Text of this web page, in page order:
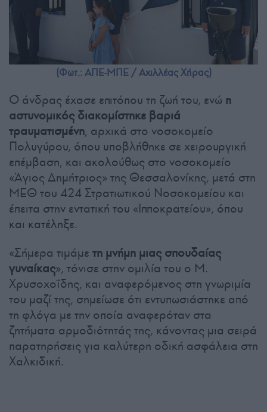
(Φωτ.: ΑΠΕ-ΜΠΕ / Αχιλλέας Χήρας)
Ο άνδρας έχασε επιτόπου τη ζωή του, ενώ η
αστυνομικός διακομίστηκε βαριά
τραυματισμένη, αρχικά στο νοσοκομείο
Πολυγύρου, όπου υποβλήθηκε σε χειρουργική
επέμβαση, και ακολούθως στο νοσοκομείο
«Άγιος Δημήτριος» της Θεσσαλονίκης, μετά στη
ΜΕΘ του 424 Στρατιωτικού Νοσοκομείου και
έπειτα στην εντατική του «Ιπποκρατείου», όπου
και κατέληξε.
«Σήμερα τιμάμε τη μνήμη μιας σπουδαίας
γυναίκας», τόνισε στην ομιλία του ο Μ.
Χρυσοχοΐδης, και αναφερόμενος στη γνωριμία
του μαζί της, σημείωσε ότι εντυπωσιάστηκε από
τη φλόγα με την οποία αναφερόταν στα
ζητήματα αρμοδιότητάς της, κάνοντας μια σειρά
παρατηρήσεις για καλύτερη οδική ασφάλεια στη
Χαλκιδική.